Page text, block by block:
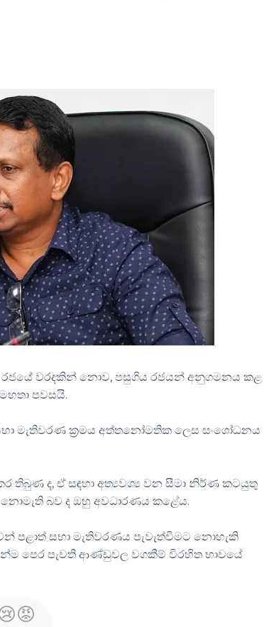
රජයේ වරදකින් නොව, පසුගිය රජයන් අනුගමනය කළ
පවසයි.
මැතිවරණ ක්‍රමය අත්තනෝමතික ලෙස සංශෝධනය
තිබුණ ද, ඒ සඳහා අත්‍යවශ්‍ය වන සීමා නිර්ණ කටයුතු
බව ද ඔහු අවධාරණය කළේය.
පළාත් සභා මැතිවරණය පැවැත්වීමට නොහැකි
පෙර පැවති ආණ්ඩුවල වගකීම් විරහිත භාවයේ
😡